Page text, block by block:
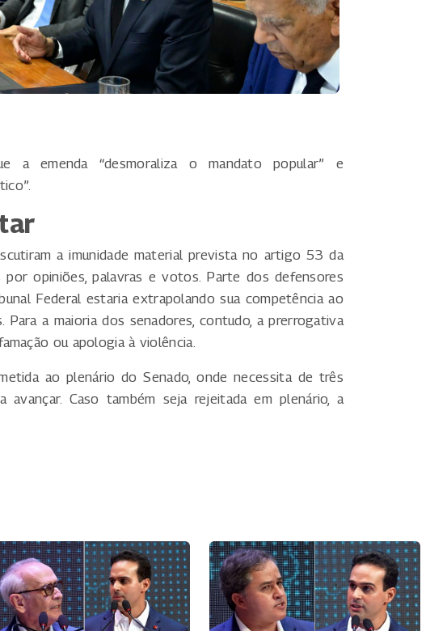
a emenda “desmoraliza o mandato popular” e
a imunidade material prevista no artigo 53 da
por opiniões, palavras e votos. Parte dos defensores
Federal estaria extrapolando sua competência ao
a maioria dos senadores, contudo, a prerrogativa
ou apologia à violência.
ao plenário do Senado, onde necessita de três
Caso também seja rejeitada em plenário, a